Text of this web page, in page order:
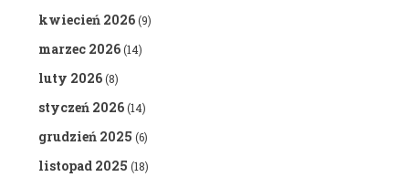
kwiecień 2026(9)
marzec 2026(14)
luty 2026(8)
styczeń 2026(14)
grudzień 2025 (6)
listopad 2025 (18)